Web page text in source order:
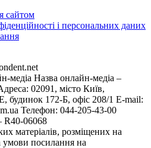
сайтом
і персональних даних
медіа Назва онлайн-медіа –
02091, місто Київ,
172-Б, офіс 208/1 E-mail:
Телефон: 044-205-43-00
R40-06068
матеріалів, розміщених на
умови посилання на